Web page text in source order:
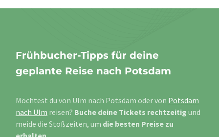
Frühbucher-Tipps für deine
geplante Reise nach Potsdam
Möchtest du von Ulm nach Potsdam oder von Potsdam
nach Ulm reisen? Buche deine Tickets rechtzeitig und
meide die Stoßzeiten, um die besten Preise zu